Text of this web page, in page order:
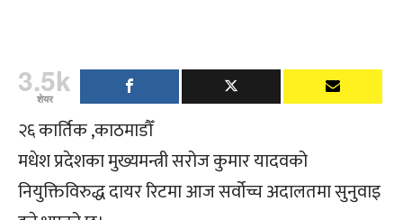
3.5k
शेयर
२६ कार्तिक ,काठमाडौँ
मधेश प्रदेशका मुख्यमन्त्री सरोज कुमार यादवको
नियुक्तिविरुद्ध दायर रिटमा आज सर्वोच्च अदालतमा सुनुवाइ